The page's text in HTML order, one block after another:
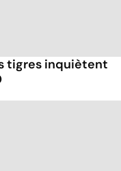
tigres inquiètent